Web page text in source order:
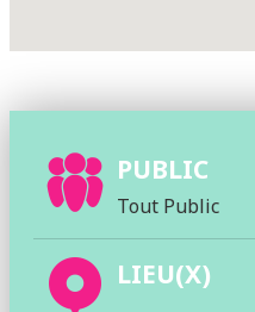
PUBLIC
Tout Public
LIEU(X)